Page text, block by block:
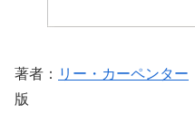
著者： リー・カーペンター
版